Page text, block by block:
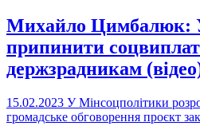
Михайло Цимбалюк:
припинити
держзрадникам
15.02.2023 У Мінсоцполітики
громадське обговорення проєкт